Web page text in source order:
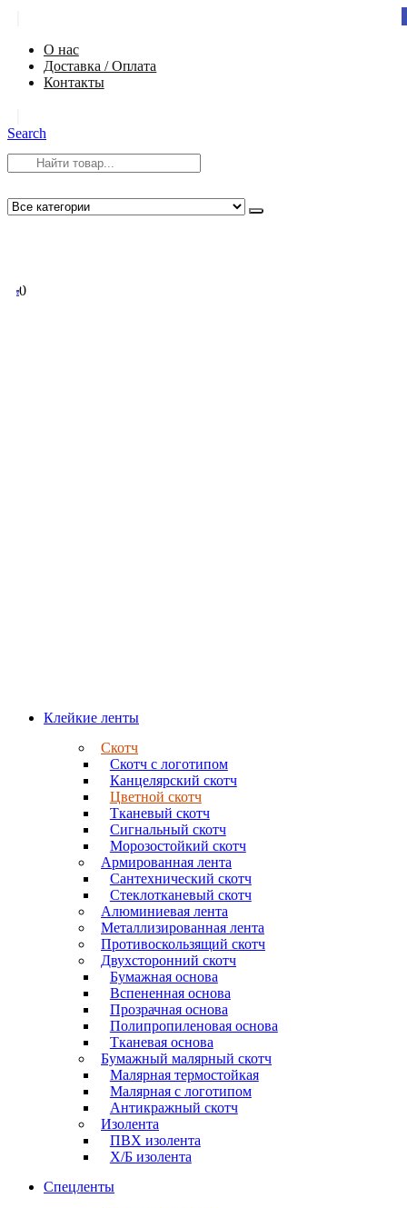
О нас
Доставка / Оплата
Контакты
Search
00
Клейкие ленты
Скотч
Скотч с логотипом
Канцелярский скотч
Цветной скотч
Тканевый скотч
Сигнальный скотч
Морозостойкий скотч
Армированная лента
Сантехнический скотч
Стеклотканевый скотч
Алюминиевая лента
Металлизированная лента
Противоскользящий скотч
Двухсторонний скотч
Бумажная основа
Вспененная основа
Прозрачная основа
Полипропиленовая основа
Тканевая основа
Бумажный малярный скотч
Малярная термостойкая
Малярная с логотипом
Антикражный скотч
Изолента
ПВХ изолента
Х/Б изолента
Спецленты